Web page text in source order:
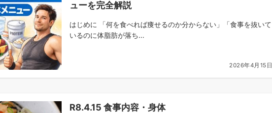
ューを完全解説
はじめに 「何を食べれば痩せるのか分からない」「食事を抜いて
いるのに体脂肪が落ち...
2026年4月15日
R8.4.15 食事内容・身体